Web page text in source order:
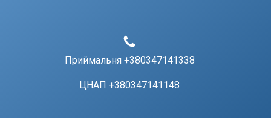
Приймальня +380347141338
ЦНАП +380347141148